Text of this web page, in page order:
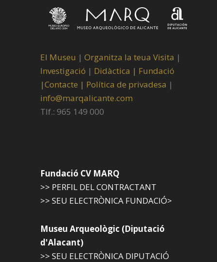
El Museu | Organitza la teua Visita |
Investigació | Didàctica | Fundació
|Contacte | Política de privadesa |
info@marqalicante.com
Tlf.: 965 149 000
Fundació CV MARQ
>> PERFIL DEL CONTRACTANT
>> SEU ELECTRÒNICA FUNDACIÓ>
Museu Arqueològic (Diputació
d'Alacant)
>> SEU ELECTRÒNICA DIPUTACIÓ